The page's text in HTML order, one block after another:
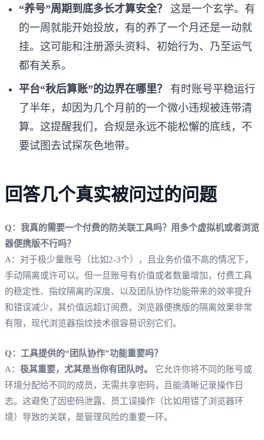
“养号”周期到底多长才算安全？
这是一个玄学。有
的一周就能开始投放，有的养了一个月还是一动就
挂。这可能和注册源头资料、初始行为、乃至运气
都有关系。
平台“秋后算账”的边界在哪里？
有时账号平稳运行
了半年，却因为几个月前的一个微小违规被连带清
算。这提醒我们，合规是永远不能松懈的底线，不
要试图去试探灰色地带。
回答几个真实被问过的问题
Q：我真的需要一个付费的防关联工具吗？用多个虚拟机或者浏览
器便携版不行吗？
A：对于极少量账号（比如2-3个），且业务价值不高的情况下，
手动隔离或许可以。但一旦账号有价值或者数量增加，付费工具
的稳定性、指纹隔离的深度、以及团队协作功能带来的效率提升
和错误减少，其价值远超订阅费。浏览器便携版的隔离效果非常
有限，现代浏览器指纹技术很容易识别它们。
Q：工具提供的“团队协作”功能重要吗？
A： 极其重要，尤其是当你有团队时。
它允许你将不同的账号或
环境分配给不同的成员，无需共享密码，且能清晰记录操作日
志。这避免了因密码泄露、员工误操作（比如用错了浏览器环
境）导致的关联，是管理风险的重要一环。